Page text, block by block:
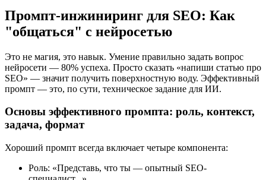
Промпт-инжиниринг для SEO: Как
"общаться" с нейросетью
Это не магия, это навык. Умение правильно задать вопрос
нейросети — 80% успеха. Просто сказать «напиши статью про
SEO» — значит получить поверхностную воду. Эффективный
промпт — это, по сути, техническое задание для ИИ.
Основы эффективного промпта: роль, контекст,
задача, формат
Хороший промпт всегда включает четыре компонента:
Роль: «Представь, что ты — опытный SEO-